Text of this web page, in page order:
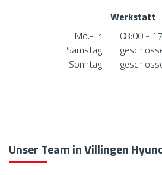
Werkstatt
Mo.-Fr.
08:00 -
Samstag
Sonntag
Unser Team in Villingen